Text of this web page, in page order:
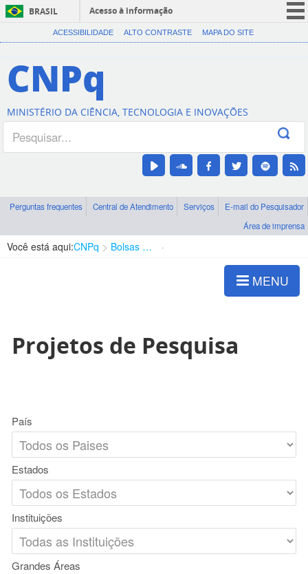
BRASIL
Acesso à informação
CORONAVÍRUS (COVID-19)
Canais
ACESSIBILIDADE ALTO CONTRASTE MAPA DO SITE
CNPq
MINISTÉRIO DA CIÊNCIA, TECNOLOGIA E INOVAÇÕES
Perguntas frequentes Central de Atendimento Serviços
E-mail do Pesquisador
Área de imprensa
Você está aqui:CNPq Bolsas e Auxílios Vigentes
MENU
Projetos de Pesquisa
País
Estados
Instituições
Grandes Áreas